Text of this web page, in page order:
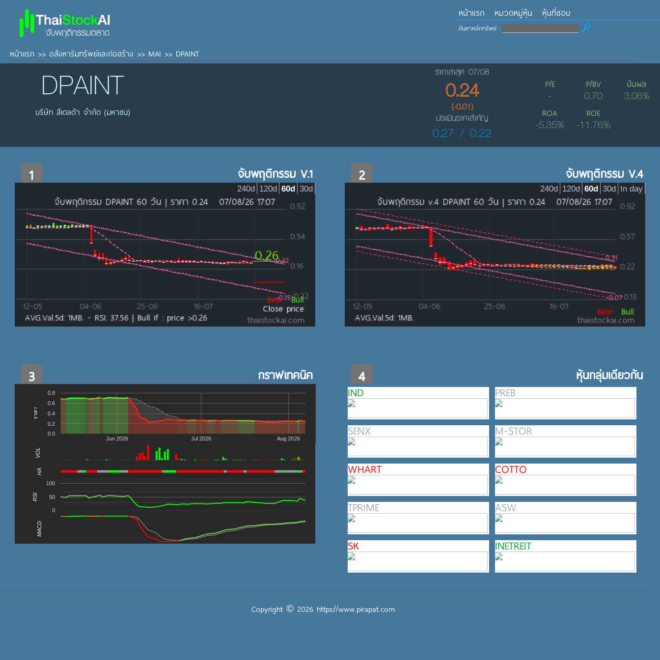
หน้าแรก หมวดหมู่หุ้น หุ้นที่ชอบ
ค้นหาหลักทรัพย์ :
หน้าแรก >> อสังหาริมทรัพย์และก่อสร้าง >> MAI >> DPAINT
DPAINT
บริษัท สีเดลต้า จำกัด (มหาชน)
ราคาล่าสุด 07/08
0.24
(-0.01)
ประเมินราคาสำคัญ
0.27 / 0.22
P/E
-
P/BV
0.70
ปันผล
3.06%
ROA
-5.35%
ROE
-11.76%
1 จับพฤติกรรม V.1
30d
60d
120d
240d
2 จับพฤติกรรม V.4
In day
30d
60d
120d
240d
3 กราฟเทคนิค
Jun 2026 Jul 2026 Aug 2026
0.0
0.2
0.4
0.6
0.8
ราคา
VOL
HA
0
50
100
RSI
MACD
4 หุ้นกลุ่มเดียวกัน
IND PREB
SENX M-STOR
WHART COTTO
TPRIME ASW
SK INETREIT
Copyright © 2026 https://www.pirapat.com